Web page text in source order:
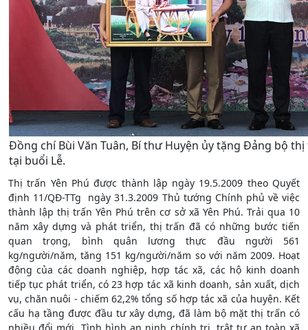
Đồng chí Bùi Văn Tuân, Bí thư Huyện ủy tặng Đảng bộ
tại buổi Lễ.
Thị trấn Yên Phú được thành lập ngày 19.5.2009 theo Quyết
định 11/QĐ-TTg ngày 31.3.2009 Thủ tướng Chính phủ về việc
thành lập thị trấn Yên Phú trên cơ sở xã Yên Phú. Trải qua 10
năm xây dựng và phát triển, thị trấn đã có những bước tiến
quan trọng, bình quân lương thực đầu người 561
kg/người/năm, tăng 151 kg/người/năm so với năm 2009. Hoạt
động của các doanh nghiệp, hợp tác xã, các hộ kinh doanh
tiếp tục phát triển, có 23 hợp tác xã kinh doanh, sản xuất, dịch
vụ, chăn nuôi - chiếm 62,2% tổng số hợp tác xã của huyện. Kết
cấu hạ tầng được đầu tư xây dựng, đã làm bộ mặt thị trấn có